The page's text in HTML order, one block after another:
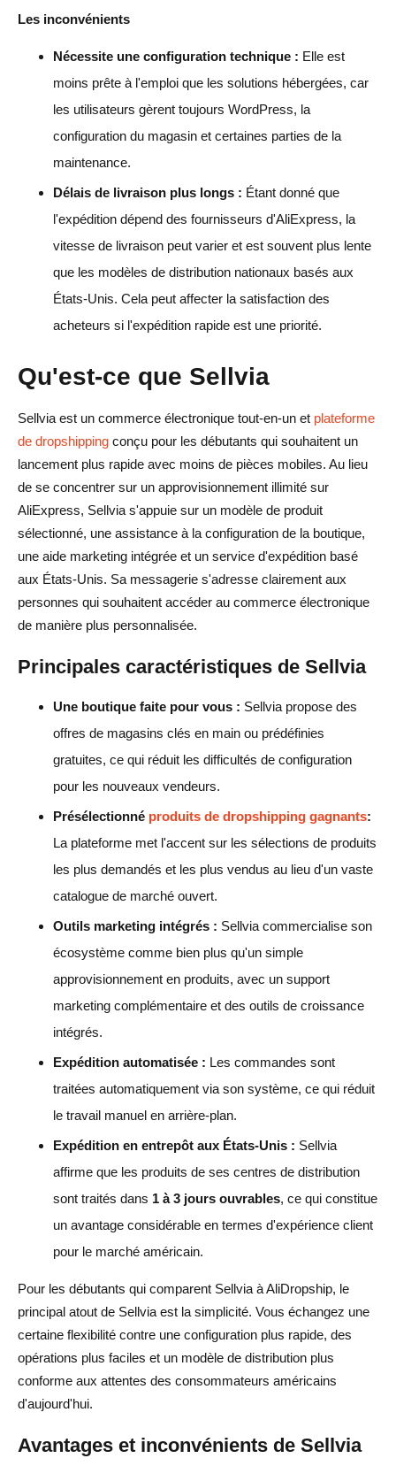
Les inconvénients
Nécessite une configuration technique : Elle est
moins prête à l'emploi que les solutions hébergées, car
les utilisateurs gèrent toujours WordPress, la
configuration du magasin et certaines parties de la
maintenance.
Délais de livraison plus longs : Étant donné que
l'expédition dépend des fournisseurs d'AliExpress, la
vitesse de livraison peut varier et est souvent plus lente
que les modèles de distribution nationaux basés aux
États-Unis. Cela peut affecter la satisfaction des
acheteurs si l'expédition rapide est une priorité.
Qu'est-ce que Sellvia
Sellvia est un commerce électronique tout-en-un et plateforme
de dropshipping conçu pour les débutants qui souhaitent un
lancement plus rapide avec moins de pièces mobiles. Au lieu
de se concentrer sur un approvisionnement illimité sur
AliExpress, Sellvia s'appuie sur un modèle de produit
sélectionné, une assistance à la configuration de la boutique,
une aide marketing intégrée et un service d'expédition basé
aux États-Unis. Sa messagerie s'adresse clairement aux
personnes qui souhaitent accéder au commerce électronique
de manière plus personnalisée.
Principales caractéristiques de Sellvia
Une boutique faite pour vous : Sellvia propose des
offres de magasins clés en main ou prédéfinies
gratuites, ce qui réduit les difficultés de configuration
pour les nouveaux vendeurs.
Présélectionné produits de dropshipping gagnants:
La plateforme met l'accent sur les sélections de produits
les plus demandés et les plus vendus au lieu d'un vaste
catalogue de marché ouvert.
Outils marketing intégrés : Sellvia commercialise son
écosystème comme bien plus qu'un simple
approvisionnement en produits, avec un support
marketing complémentaire et des outils de croissance
intégrés.
Expédition automatisée : Les commandes sont
traitées automatiquement via son système, ce qui réduit
le travail manuel en arrière-plan.
Expédition en entrepôt aux États-Unis : Sellvia
affirme que les produits de ses centres de distribution
sont traités dans 1 à 3 jours ouvrables, ce qui constitue
un avantage considérable en termes d'expérience client
pour le marché américain.
Pour les débutants qui comparent Sellvia à AliDropship, le
principal atout de Sellvia est la simplicité. Vous échangez une
certaine flexibilité contre une configuration plus rapide, des
opérations plus faciles et un modèle de distribution plus
conforme aux attentes des consommateurs américains
d'aujourd'hui.
Avantages et inconvénients de Sellvia